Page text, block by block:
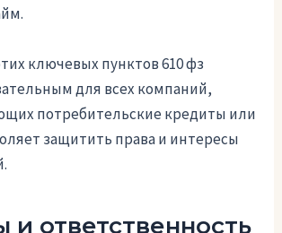
ключевых пунктов 610 фз
для всех компаний,
потребительские кредиты или
защитить права и интересы
ответственность